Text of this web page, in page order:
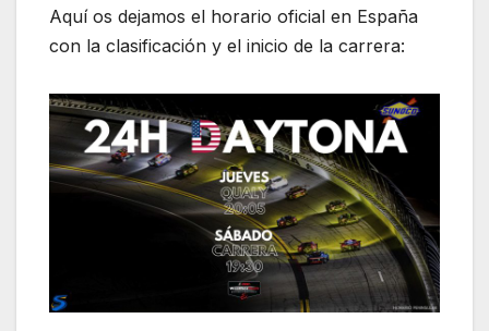
Aquí os dejamos el horario oficial en España
con la clasificación y el inicio de la carrera: